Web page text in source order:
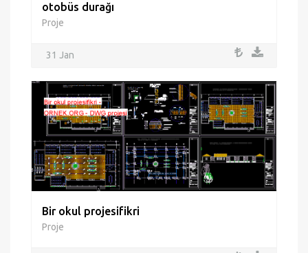
otobüs durağı
Proje
31 Jan
Bir okul projesifikri
Proje